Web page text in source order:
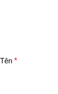
Tên *